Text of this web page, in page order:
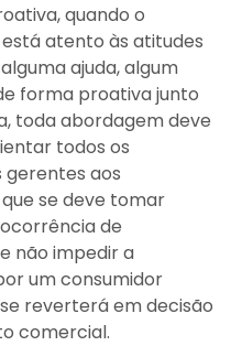
quando o
atento às atitudes
ajuda, algum
forma proativa junto
toda abordagem deve
todos os
gerentes aos
se deve tomar
de
não impedir a
um consumidor
reverterá em decisão
comercial.